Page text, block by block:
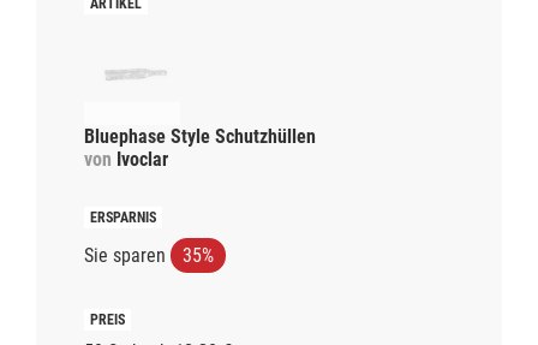
Bluephase Style Schutzhüllen
von Ivoclar
Sie sparen 35%